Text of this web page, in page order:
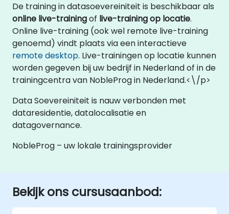
De training in datasoevereiniteit is beschikbaar als
online live-trainingof live-training op locatie.
Online live-training (ook wel remote live-training
genoemd) vindt plaats via een interactieve
remote desktop. Live-trainingen op locatie kunnen
worden gegeven bij uw bedrijf in Nederland of in de
trainingcentra van NobleProg in Nederland.<\/p>
Data Soevereiniteit is nauw verbonden met
dataresidentie, datalocalisatie en
datagovernance.
NobleProg – uw lokale trainingsprovider
Bekijk ons cursusaanbod: